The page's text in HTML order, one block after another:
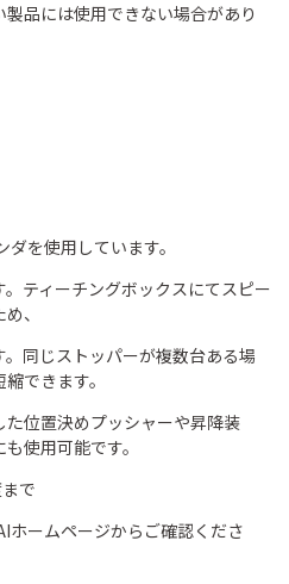
品には使用できない場合があり
を使用しています。
ティーチングボックスにてスピー
、
同じストッパーが複数台ある場
できます。
位置決めプッシャーや昇降装
使用可能です。
で
ホームページからご確認くださ